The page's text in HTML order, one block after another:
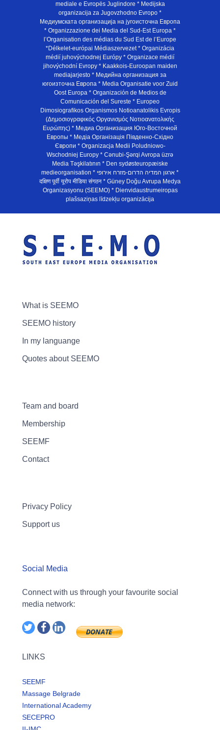
mediale e Evropës Juglindore * Medijska
organizacija za Jugovzhodno Evropo *
Медиумската организација на југоисточна Европа
* Organizzazione dei Media del Sud-Est Europa *
l’Organisation des médias du Sud Est de l’Europe
*Délkelet-európai Médiaszervezet * Organizácia
médií juhovýchodnej Európy * Organizace médií
jihovýchodní Evropy * Kaakkois-Euroopan maiden
mediajarjesto * Медийна организация за
югоизточна Европа * Media Organisatie voor Zuid
Oost Europa * Organización de Medios de
Comunicación del Sureste * Europeo
Dimosiografikos Organismos Notioanatolikis Evropis
(Δημοσιογραφικός Οργανισμός Νοτιοανατολικής
Ευρώπης) * Медиа Организация Юго-Восточной
Европы * Медiа Органiзацiя Пiвденно-Схiдно
Європи * Organizacja Medii Poludniowo-
Wschodniej Europy * Cənubi-Şərqi Avropa üzrə
Media Təşkilatının * Den sydøsteuropæiske
medieorganisation * ארגון המדיה הדרום-מזרח אירופי *
दक्षिण पूर्वी यूरोप मीडिया संगठन * Güney Doğu Avrupa Medya
Organizasyonu (SEEMO) * Dienvidaustrumeiropas
plašsaziņas līdzekļu organizācija
What is SEEMO
SEEMO history
In my languange
Quotes about SEEMO
Team and board
Membership
SEEMF
Contact
Privacy Policy
Support us
Social Media
Connect with us through your favourite social
media network:
LINKS
SEEMF
Massage Belgrade
International Academy
SECEPRO